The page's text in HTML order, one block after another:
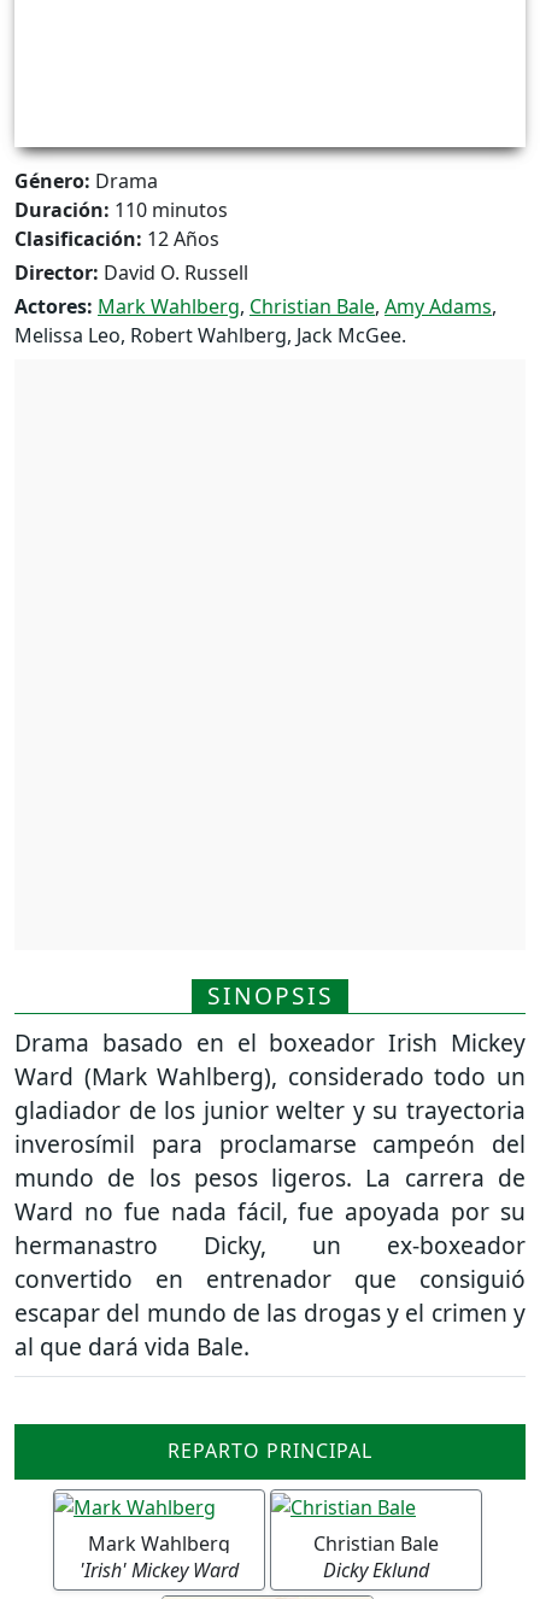
Género: Drama
Duración: 110 minutos
Clasificación: 12 Años
Director: David O. Russell
Actores: Mark Wahlberg, Christian Bale, Amy Adams,
Melissa Leo, Robert Wahlberg, Jack McGee.
SINOPSIS
Drama basado en el boxeador Irish Mickey
Ward (Mark Wahlberg), considerado todo un
gladiador de los junior welter y su trayectoria
inverosímil para proclamarse campeón del
mundo de los pesos ligeros. La carrera de
Ward no fue nada fácil, fue apoyada por su
hermanastro Dicky, un ex-boxeador
convertido en entrenador que consiguió
escapar del mundo de las drogas y el crimen y
al que dará vida Bale.
REPARTO PRINCIPAL
Mark Wahlberg
'Irish' Mickey Ward
Christian Bale
Dicky Eklund